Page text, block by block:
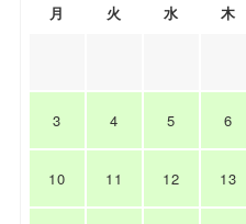
月 火 水 木
3 4 5 6
10 11 12 13